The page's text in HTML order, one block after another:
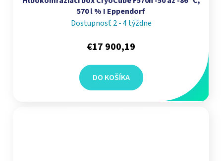
570 l % I Eppendorf
Dostupnosť 2 - 4 týždne
€17 900,19
DO KOŠÍKA